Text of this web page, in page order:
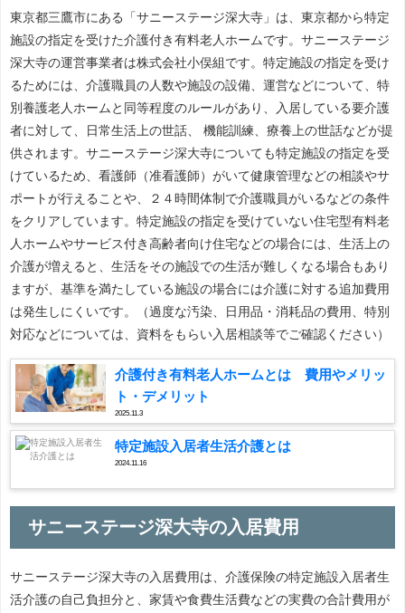
東京都三鷹市にある「サニーステージ深大寺」は、東京都から特定
施設の指定を受けた介護付き有料老人ホームです。サニーステージ
深大寺の運営事業者は株式会社小俣組です。特定施設の指定を受け
るためには、介護職員の人数や施設の設備、運営などについて、特
別養護老人ホームと同等程度のルールがあり、入居している要介護
者に対して、日常生活上の世話、 機能訓練、療養上の世話などが提
供されます。サニーステージ深大寺についても特定施設の指定を受
けているため、看護師（准看護師）がいて健康管理などの相談やサ
ポートが行えることや、２４時間体制で介護職員がいるなどの条件
をクリアしています。特定施設の指定を受けていない住宅型有料老
人ホームやサービス付き高齢者向け住宅などの場合には、生活上の
介護が増えると、生活をその施設での生活が難しくなる場合もあり
ますが、基準を満たしている施設の場合には介護に対する追加費用
は発生しにくいです。（過度な汚染、日用品・消耗品の費用、特別
対応などについては、資料をもらい入居相談等でご確認ください）
介護付き有料老人ホームとは 費用やメリッ
ト・デメリット
2025.11.3
特定施設入居者生活介護とは
2024.11.16
サニーステージ深大寺の入居費用
サニーステージ深大寺の入居費用は、介護保険の特定施設入居者生
活介護の自己負担分と、家賃や食費生活費などの実費の合計費用が